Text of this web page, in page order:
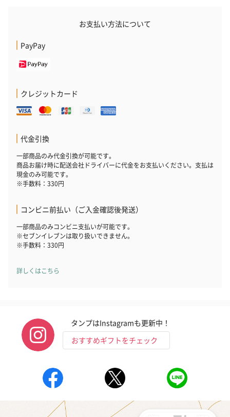
お支払い方法について
PayPay
クレジットカード
代金引換
一部商品のみ代金引換が可能です。
商品お届け時に配送会社ドライバーに代金をお支払いください。支払は
現金のみ可能です。
※手数料：330円
コンビニ前払い（ご入金確認後発送）
一部商品のみコンビニ支払いが可能です。
※セブンイレブンは取り扱いできません。
※手数料：330円
詳しくはこちら
タンプはInstagramも更新中！
おすすめギフトをチェック